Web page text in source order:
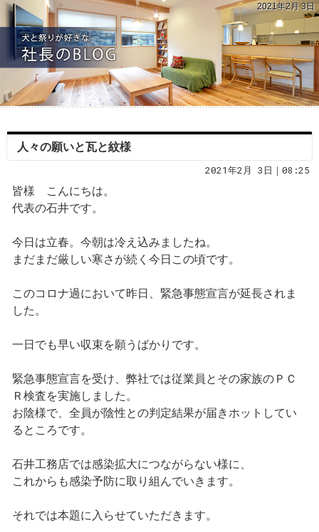
2021年2月 3日
人々の願いと瓦と紋様
2021年2月 3日｜08:25
皆様 こんにちは。
代表の石井です。
今日は立春。今朝は冷え込みましたね。
まだまだ厳しい寒さが続く今日この頃です。
このコロナ過において昨日、緊急事態宣言が延長されま
した。
一日でも早い収束を願うばかりです。
緊急事態宣言を受け、弊社では従業員とその家族のＰＣ
Ｒ検査を実施しました。
お陰様で、全員が陰性との判定結果が届きホットしてい
るところです。
石井工務店では感染拡大につながらない様に、
これからも感染予防に取り組んでいきます。
それでは本題に入らせていただきます。